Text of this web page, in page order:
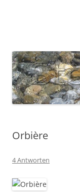
Orbière
4 Antworten